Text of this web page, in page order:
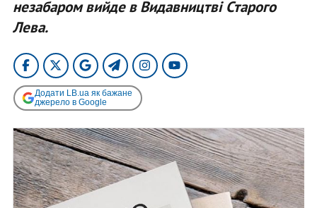
незабаром вийде в Видавництві Старого
Лева.
Додати LB.ua як бажане
джерело в Google